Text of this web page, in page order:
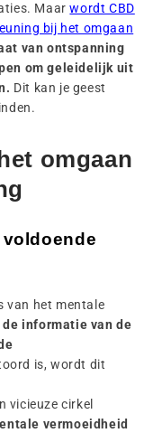
Maarwordt CBD
bij het omgaan
van ontspanning
om geleidelijk uit
Dit kan je geest
omgaan
van het mentale
de informatie van de
is, wordt dit
vicieuze cirkel
vermoeidheid